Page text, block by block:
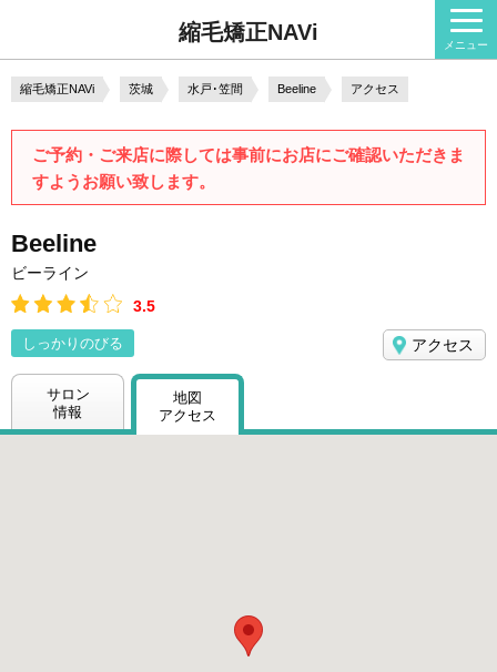
縮毛矯正NAVi
縮毛矯正NAVi 茨城 水戸･笠間 Beeline アクセス
ご予約・ご来店に際しては事前にお店にご確認いただきま
すようお願い致します。
Beeline
ビーライン
3.5
アクセス
しっかりのびる
サロン
情報
地図
アクセス
メニュー